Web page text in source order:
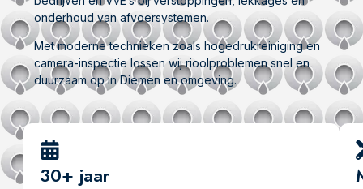
onderhoud van afvoersystemen.
Met moderne technieken zoals hogedrukreiniging en
camera-inspectie lossen wij rioolproblemen snel en
duurzaam op in Diemen en omgeving.
30+ jaar